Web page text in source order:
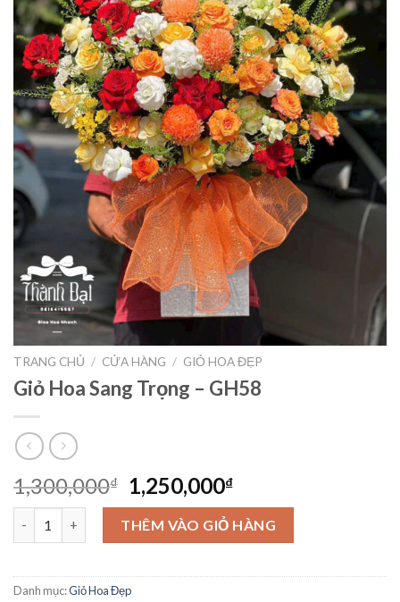
TRANG CHỦ / CỬA HÀNG / GIỎ HOA ĐẸP
Giỏ Hoa Sang Trọng – GH58
1,300,000₫
Giá
gốc
là:
1,300,000₫.
1,250,000₫Giá
hiện
tại
là:
1,250,000₫.
Giỏ Hoa Sang Trọng – GH58 số lượng
THÊM VÀO GIỎ HÀNG
Danh mục:Giỏ Hoa Đẹp